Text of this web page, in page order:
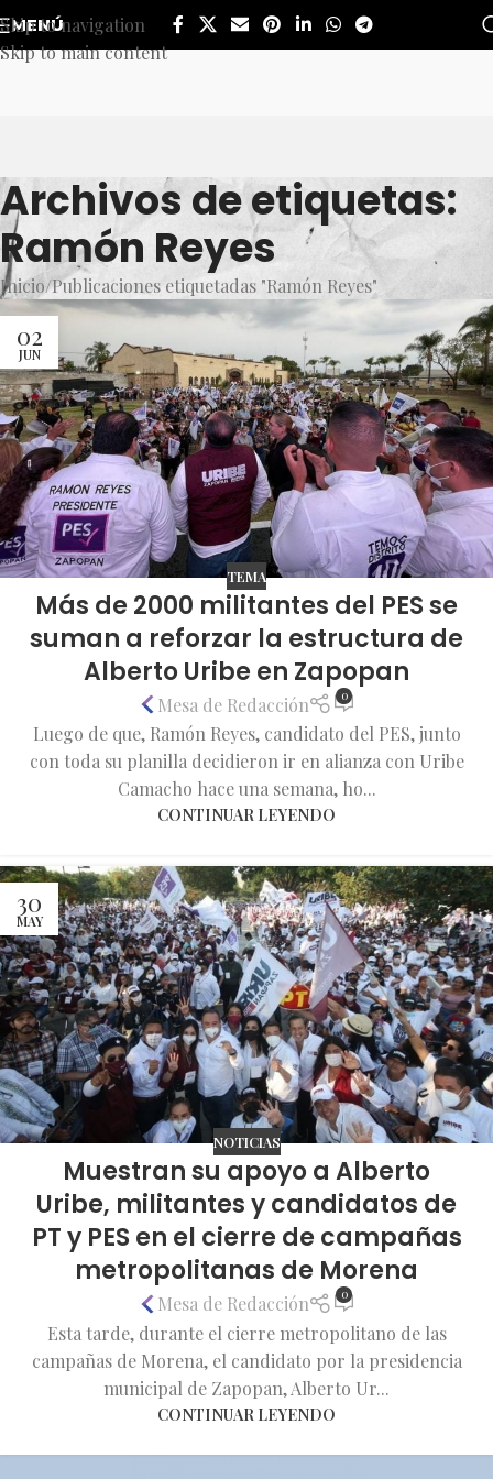
Skip to navigation
Skip to main content
MENÚ
Archivos de etiquetas:
Ramón Reyes
Inicio Publicaciones etiquetadas "Ramón Reyes"
02
JUN
TEMA
Más de 2000 militantes del PES se
suman a reforzar la estructura de
Alberto Uribe en Zapopan
Mesa de Redacción 0
Luego de que, Ramón Reyes, candidato del PES, junto
con toda su planilla decidieron ir en alianza con Uribe
Camacho hace una semana, ho...
CONTINUAR LEYENDO
30
MAY
NOTICIAS
Muestran su apoyo a Alberto
Uribe, militantes y candidatos de
PT y PES en el cierre de campañas
metropolitanas de Morena
Mesa de Redacción 0
Esta tarde, durante el cierre metropolitano de las
campañas de Morena, el candidato por la presidencia
municipal de Zapopan, Alberto Ur...
CONTINUAR LEYENDO